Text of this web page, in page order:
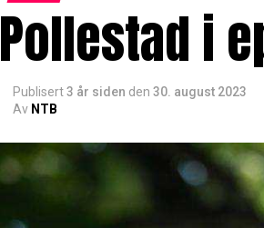
Pollestad i
Publisert3 år siden den 30. august 2023
Av NTB